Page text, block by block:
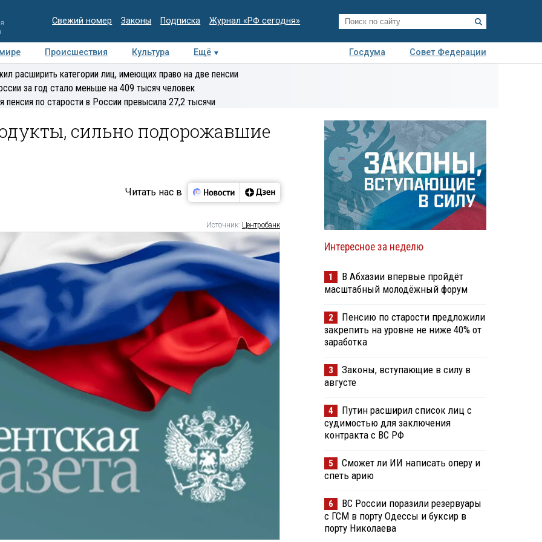
Свежий номер Законы Подписка Журнал «РФ сегодня»
Происшествия Культура Ещё Госдума
Совет Федерации
Медиацентр
Интервью Колумнисты
Деловая
расширить категории лиц, имеющих право на две пенсии
за год стало меньше на 409 тысяч человек
пенсия по старости в России превысила 27,2 тысячи
сильно подорожавшие
Читать нас в
Источник: Центробанк
Интересное за неделю
1
В Абхазии впервые пройдёт
масштабный молодёжный форум
2
Пенсию по старости предложили
закрепить на уровне не ниже 40% от
заработка
3
Законы, вступающие в силу в
августе
4
Путин расширил список лиц с
судимостью для заключения
контракта с ВС РФ
5
Сможет ли ИИ написать оперу и
спеть арию
6
ВС России поразили резервуары
с ГСМ в порту Одессы и буксир в
порту Николаева